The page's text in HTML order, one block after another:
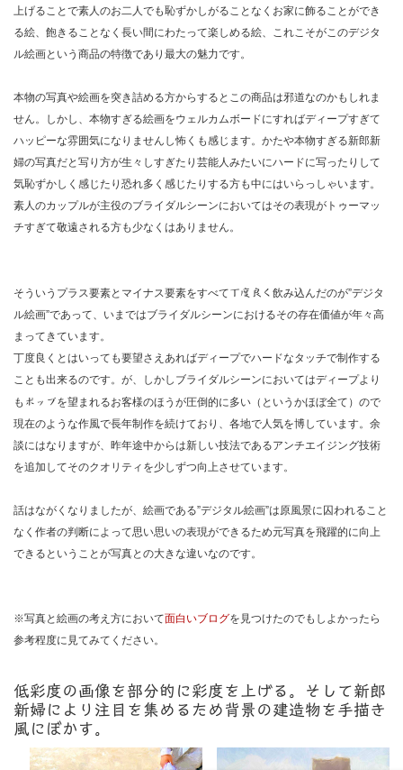
上げることで素人のお二人でも恥ずかしがることなくお家に飾ることができ
る絵、飽きることなく長い間にわたって楽しめる絵、これこそがこのデジタ
ル絵画という商品の特徴であり最大の魅力です。
本物の写真や絵画を突き詰める方からするとこの商品は邪道なのかもしれま
せん。しかし、本物すぎる絵画をウェルカムボードにすればディープすぎて
ハッピーな雰囲気になりませんし怖くも感じます。かたや本物すぎる新郎新
婦の写真だと写り方が生々しすぎたり芸能人みたいにハードに写ったりして
気恥ずかしく感じたり恐れ多く感じたりする方も中にはいらっしゃいます。
素人のカップルが主役のブライダルシーンにおいてはその表現がトゥーマッ
チすぎて敬遠される方も少なくはありません。
そういうプラス要素とマイナス要素をすべて丁度良く 飲み込んだのが”デジタ
ル絵画”であって、いまではブライダルシーンにおけるその存在価値が年々高
まってきています。
丁度良くとはいっても要望さえあればディープでハードなタッチで制作する
ことも出来るのです。が、しかしブライダルシーンにおいてはディープより
も ポップを望まれるお客様のほうが圧倒的に多い（というかほぼ全て）ので
現在のような作風で長年制作を続けており、各地で人気を博しています。余
談にはなりますが、昨年途中からは新しい技法であるアンチエイジング技術
を追加してそのクオリティを少しずつ向上させています。
話はながくなりましたが、絵画である”デジタル絵画”は原風景に囚われること
なく作者の判断によって思い思いの表現ができるため元写真を飛躍的に向上
できるということが写真との大きな違いなのです。
※写真と絵画の考え方において面白いブログを見つけたのでもしよかったら
参考程度に見てみてください。
低彩度の画像を部分的に彩度を上げる。そして新郎
新婦により注目を集めるため背景の建造物を手描き
風にぼかす。